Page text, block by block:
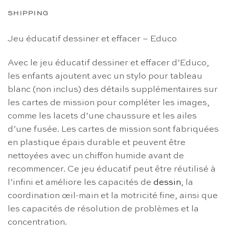
SHIPPING
Jeu éducatif dessiner et effacer – Educo
Avec le jeu éducatif dessiner et effacer d’Educo,
les enfants ajoutent avec un stylo pour tableau
blanc (non inclus) des détails supplémentaires sur
les cartes de mission pour compléter les images,
comme les lacets d’une chaussure et les ailes
d’une fusée. Les cartes de mission sont fabriquées
en plastique épais durable et peuvent être
nettoyées avec un chiffon humide avant de
recommencer. Ce jeu éducatif peut être réutilisé à
l’infini et améliore les capacités de dessin, la
coordination œil-main et la motricité fine, ainsi que
les capacités de résolution de problèmes et la
concentration.